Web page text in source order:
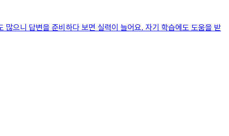
으니 답변을 준비하다 보면 실력이 늘어요. 자기 학습에도 도움을 받